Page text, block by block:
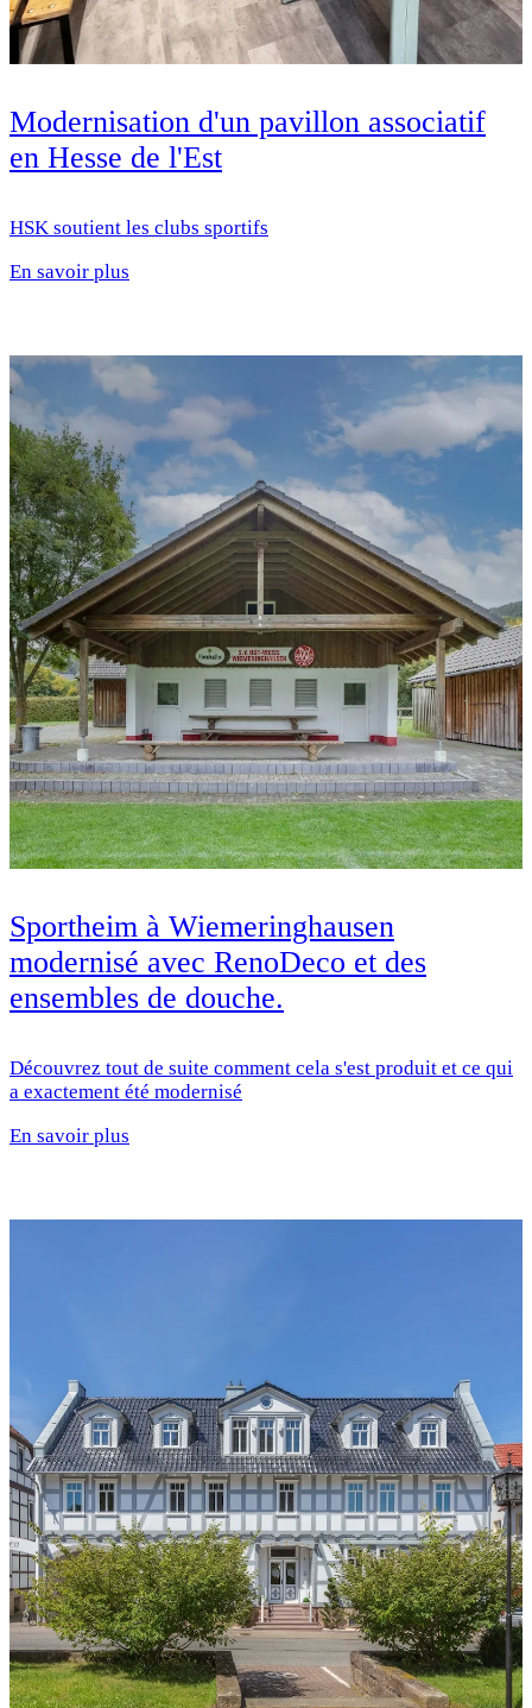
Modernisation d'un pavillon associatif
en Hesse de l'Est
HSK soutient les clubs sportifs
En savoir plus
Sportheim à Wiemeringhausen
modernisé avec RenoDeco et des
ensembles de douche.
Découvrez tout de suite comment cela s'est produit et ce qui
a exactement été modernisé
En savoir plus